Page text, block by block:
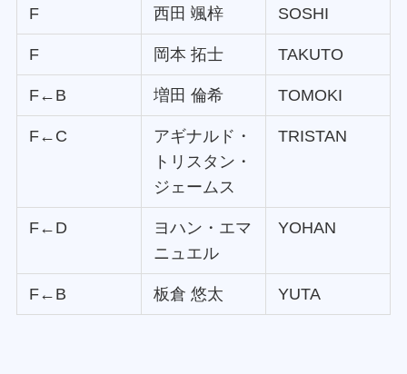
F 西田 颯梓 SOSHI
F 岡本 拓士 TAKUTO
F←B 増田 倫希 TOMOKI
F←C
アギナルド・
トリスタン・
ジェームス
TRISTAN
F←D
ヨハン・エマ
ニュエル
YOHAN
F←B 板倉 悠太 YUTA